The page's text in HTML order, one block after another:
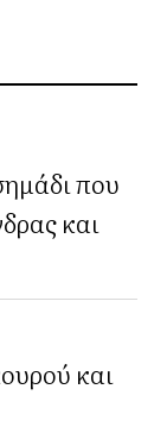
που
και
και